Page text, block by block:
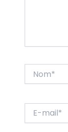
mail*